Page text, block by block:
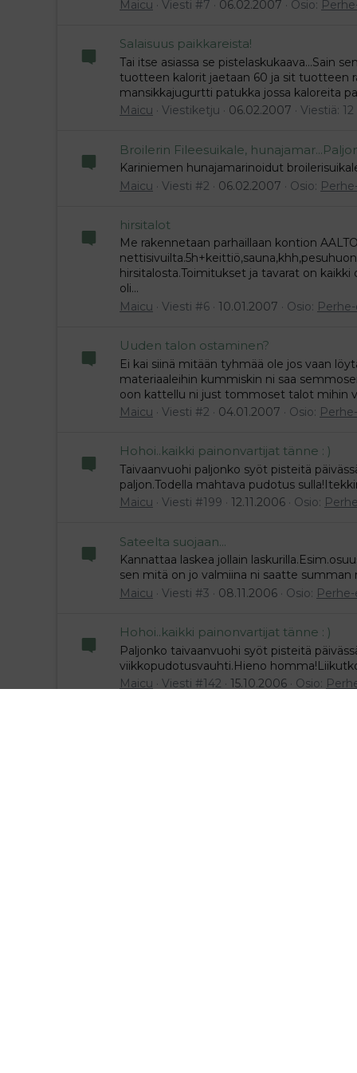
Maicu
Viesti #7 06.02.2007 Osio:
Salaisuus paikkareista!
Tai itse asiassa se pistelaskukaava...Sain
tuotteen kalorit jaetaan 60 ja sit tuotteen
mansikkajugurtti patukka jossa kaloreita
Maicu
Viestiketju 06.02.2007 Viestiä: 12
Broilerin Fileesuikale,
Kariniemen hunajamarinoidut
Maicu
Viesti #2 06.02.2007 Osio:
hirsitalot
Me rakennetaan parhaillaan kontion
hirsitalosta.Toimitukset ja tavarat on
oli...
Maicu
Viesti #6 10.01.2007 Osio:
Uuden talon ostaminen?
Ei kai siinä mitään tyhmää ole jos vaan
materiaaleihin kummiskin ni saa
oon kattellu ni just tommoset talot mihin
Maicu
Viesti #2 04.01.2007 Osio:
Hohoi..kaikki painonvartijat tänne : )
Taivaanvuohi paljonko syöt pisteitä
paljon.Todella mahtava pudotus
Maicu
Viesti #199 12.11.2006 Osio:
Sateelta suojaan...
Kannattaa laskea jollain
sen mitä on jo valmiina ni saatte summan
Maicu
Viesti #3 08.11.2006 Osio:
Hohoi..kaikki painonvartijat tänne : )
Paljonko taivaanvuohi syöt pisteitä
viikkopudotusvauhti.Hieno
Maicu
Viesti #142 15.10.2006 Osio: